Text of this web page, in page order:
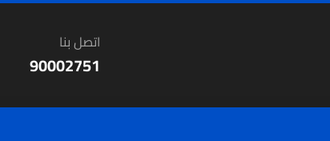
اتصل بنا
90002751